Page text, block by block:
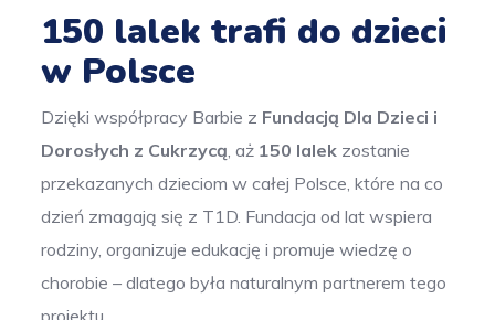
150 lalek trafi do dzieci
w Polsce
Dzięki współpracy Barbie z Fundacją Dla Dzieci i
Dorosłych z Cukrzycą , aż 150 lalek zostanie
przekazanych dzieciom w całej Polsce, które na co
dzień zmagają się z T1D. Fundacja od lat wspiera
rodziny, organizuje edukację i promuje wiedzę o
chorobie – dlatego była naturalnym partnerem tego
projektu.